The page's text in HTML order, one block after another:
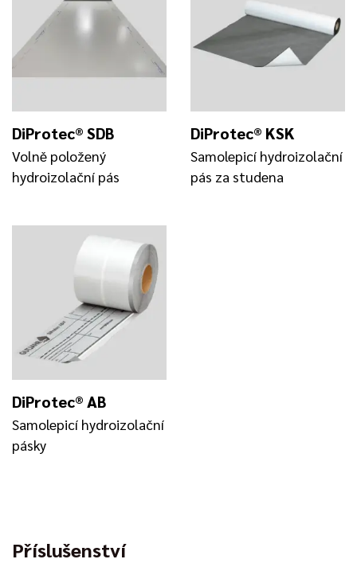
DiProtec® SDB
Volně položený
hydroizolační pás
DiProtec® KSK
Samolepicí hydroizolační
pás za studena
DiProtec® AB
Samolepicí hydroizolační
pásky
Příslušenství